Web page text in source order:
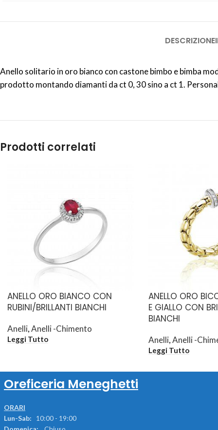
DESCRIZIONE
Anello solitario in oro bianco con castone bimbo e bimba
prodotto montando diamanti da ct 0, 30 sino a ct 1.
Prodotti correlati
ANELLO ORO BIANCO CON
RUBINI/BRILLANTI BIANCHI
Anelli,Anelli -Chimento
Leggi Tutto
ANELLO ORO
E GIALLO CON
BIANCHI
Anelli,Anelli -
Leggi Tutto
Oreficeria Meneghetti
ORARI
Lun-Sab: 10:00 - 19:00